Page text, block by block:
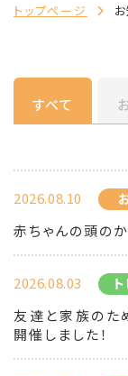
トップページ
すべて
2026.08.10
赤ちゃんの頭の
2026.08.03
友達と家族のた
開催しました！